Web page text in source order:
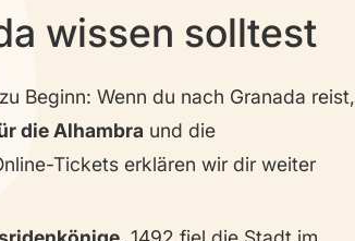
wissen solltest
Beginn: Wenn du nach Granada reist,
die Alhambra und die
Tickets erklären wir dir weiter